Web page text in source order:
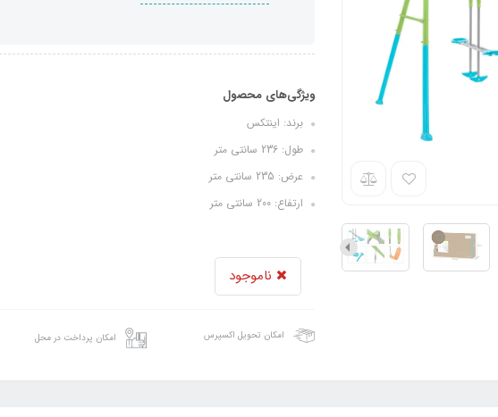
ویژگی‌های محصول
برند: اینتکس
طول: 236 سانتی متر
عرض: 235 سانتی متر
ارتفاع: 200 سانتی متر
ناموجود
امکان تحویل اکسپرس امکان پرداخت در محل